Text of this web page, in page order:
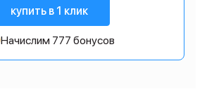
купить в 1 клик
Начислим 777 бонусов